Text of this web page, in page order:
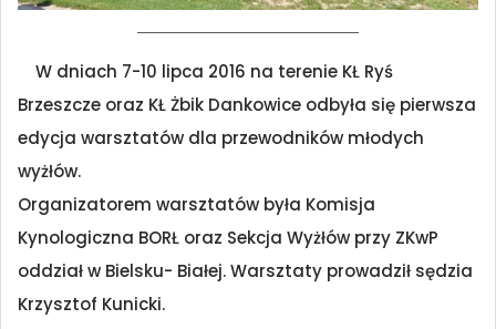
W dniach 7-10 lipca 2016 na terenie KŁ Ryś
Brzeszcze oraz KŁ Żbik Dankowice odbyła się pierwsza
edycja warsztatów dla przewodników młodych
wyżłów.
Organizatorem warsztatów była Komisja
Kynologiczna BORŁ oraz Sekcja Wyżłów przy ZKwP
oddział w Bielsku- Białej. Warsztaty prowadził sędzia
Krzysztof Kunicki.